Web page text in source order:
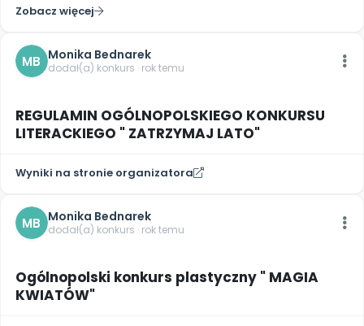
Archiwalne numery
Pomoc
Zobacz więcej
MB Monika Bednarek
dodał(a) konkurs · rok temu
REGULAMIN OGÓLNOPOLSKIEGO KONKURSU
LITERACKIEGO " ZATRZYMAJ LATO"
Wyniki na stronie organizatora
MB Monika Bednarek
dodał(a) konkurs · rok temu
Ogólnopolski konkurs plastyczny " MAGIA
KWIATÓW"